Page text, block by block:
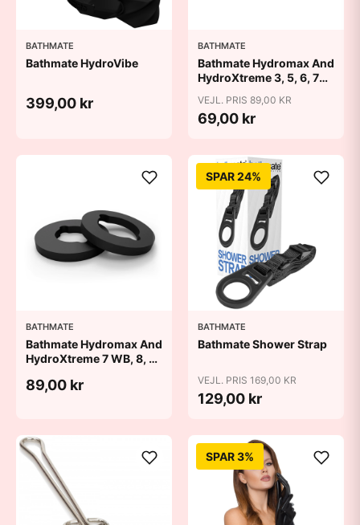
BATHMATE
Bathmate HydroVibe
399,00 kr
BATHMATE
Bathmate Hydromax And
HydroXtreme 3, 5, 6, 7
VEJL. PRIS 89,00 KR
69,00 kr
BATHMATE
Bathmate Hydromax And
HydroXtreme 7 WB, 8, 9
89,00 kr
SPAR 24%
BATHMATE
Bathmate Shower Strap
VEJL. PRIS 169,00 KR
129,00 kr
SPAR 3%